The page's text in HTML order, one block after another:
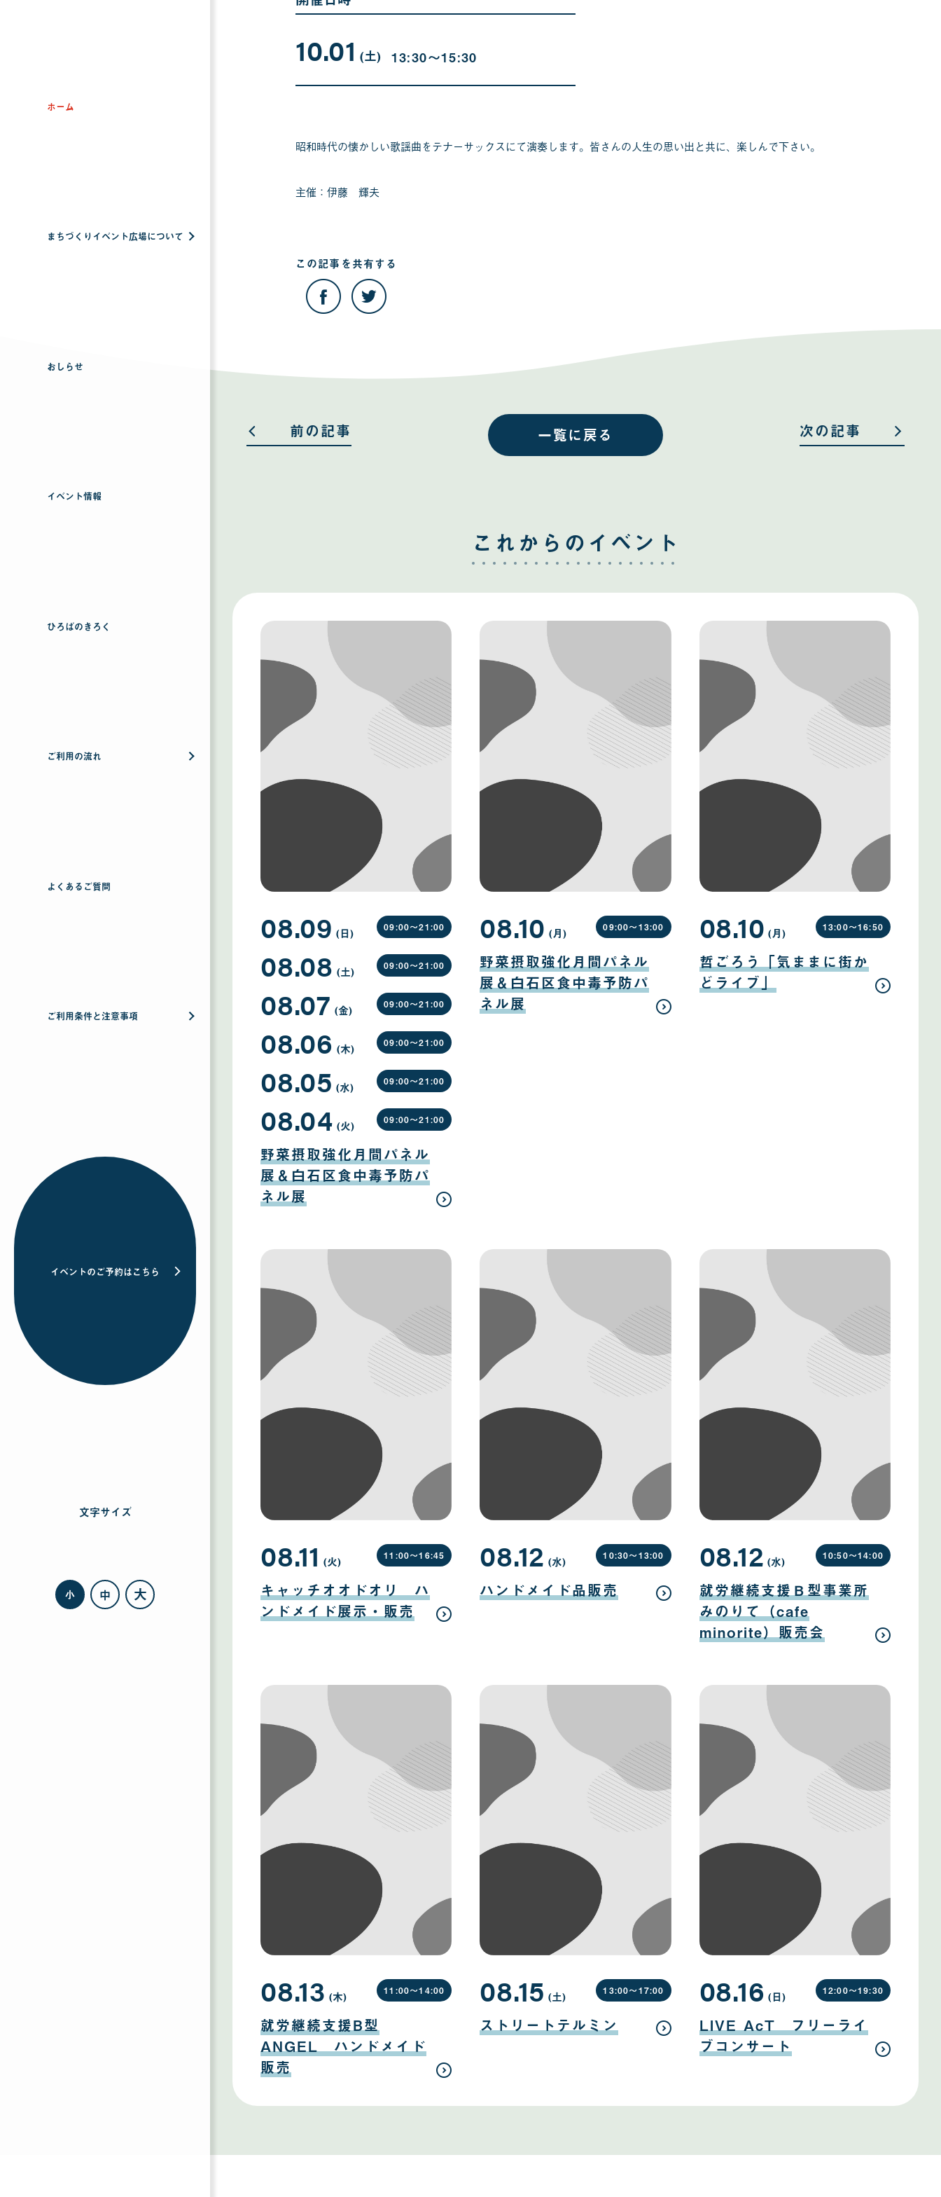
ホーム
まちづくりイベント広場について
おしらせ
イベント情報
ひろばのきろく
ご利用の流れ
よくあるご質問
ご利用条件と注意事項
イベントのご予約はこちら
文字サイズを
小 中 大
10.01 月
01
日
(土日
) 13:30〜15:30
昭和時代の懐かしい歌謡曲をテナーサックスにて演奏します。皆さんの人生の思い出と共に、楽しんで下さい。
主催：伊藤 輝夫
この記事を共有する
の
記
す す
一覧に戻る
前の記事 次の記事
これからのイベント
野菜摂取強化月間パネル
展＆白石区食中毒予防パ
ネル展
08.04
月
04
日
(火曜
日
) 09:00〜21:00
08.05
月
05
日
(水曜
日
) 09:00〜21:00
08.06
月
06
日
(木曜
日
) 09:00〜21:00
08.07
月
07
日
(金曜
日
) 09:00〜21:00
08.08
月
08
日
(土曜
日
) 09:00〜21:00
08.09
月
09
日
(日曜
日
) 09:00〜21:00
野菜摂取強化月間パネル
展＆白石区食中毒予防パ
ネル展
08.10
月
10
日
(月曜
日
) 09:00〜13:00
哲ごろう「気ままに街か
どライブ」
08.10
月
10
日
(月曜
日
) 13:00〜16:50
キャッチオオドオリ ハ
ンドメイド展示・販売
08.11
月
11
日
(火曜
日
) 11:00〜16:45
ハンドメイド品販売
08.12
月
12
日
(水曜
日
) 10:30〜13:00
就労継続支援Ｂ型事業所
みのりて（cafe
minorite）販売会
08.12
月
12
日
(水曜
日
) 10:50〜14:00
就労継続支援B型
ANGEL ハンドメイド
販売
08.13
月
13
日
(木曜
日
) 11:00〜14:00
ストリートテルミン
08.15
月
15
日
(土曜
日
) 13:00〜17:00
LIVE AcT フリーライ
ブコンサート
08.16
月
16
日
(日曜
日
) 12:00〜19:30